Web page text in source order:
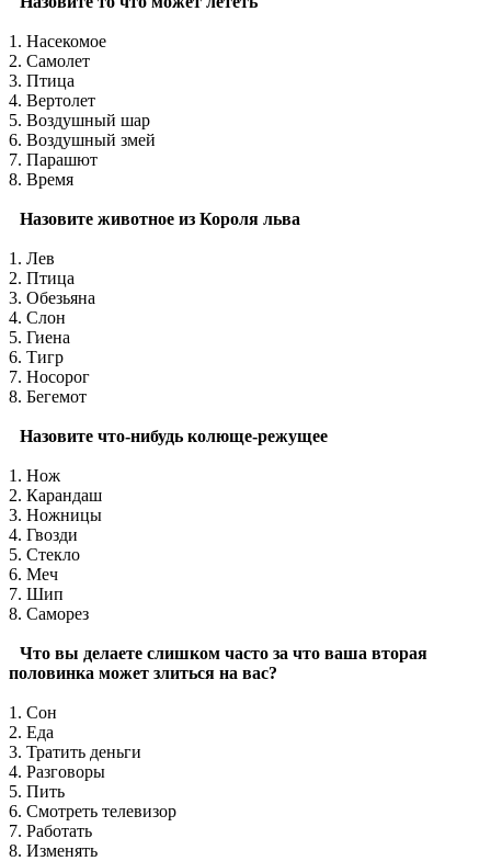
1. Насекомое
2. Самолет
3. Птица
4. Вертолет
5. Воздушный шар
6. Воздушный змей
7. Парашют
8. Время
Назовите животное из Короля льва
1. Лев
2. Птица
3. Обезьяна
4. Слон
5. Гиена
6. Тигр
7. Носорог
8. Бегемот
Назовите что-нибудь колюще-режущее
1. Нож
2. Карандаш
3. Ножницы
4. Гвозди
5. Стекло
6. Меч
7. Шип
8. Саморез
Что вы делаете слишком часто за что ваша вторая
половинка может злиться на вас?
1. Сон
2. Еда
3. Тратить деньги
4. Разговоры
5. Пить
6. Смотреть телевизор
7. Работать
8. Изменять